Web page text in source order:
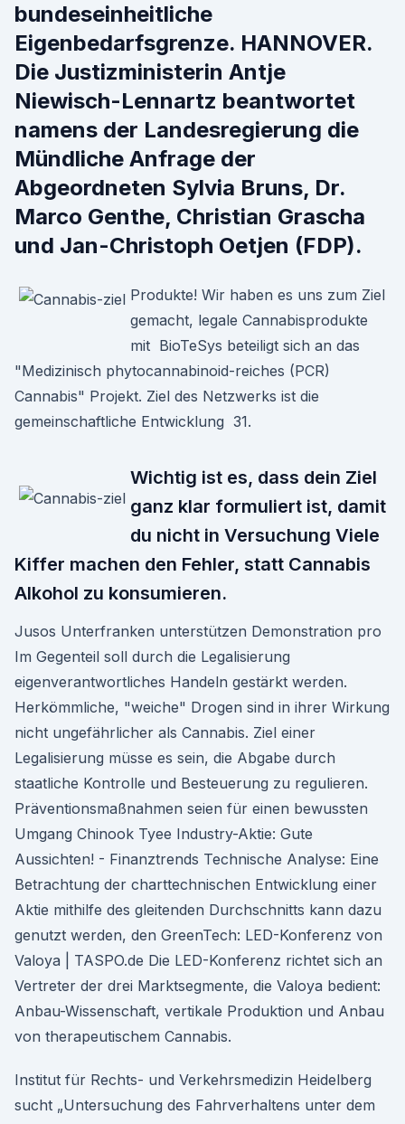
bundeseinheitliche
Eigenbedarfsgrenze. HANNOVER.
Die Justizministerin Antje
Niewisch-Lennartz beantwortet
namens der Landesregierung die
Mündliche Anfrage der
Abgeordneten Sylvia Bruns, Dr.
Marco Genthe, Christian Grascha
und Jan-Christoph Oetjen (FDP).
Produkte! Wir haben es uns zum Ziel
gemacht, legale Cannabisprodukte
mit BioTeSys beteiligt sich an das
"Medizinisch phytocannabinoid-reiches (PCR)
Cannabis" Projekt. Ziel des Netzwerks ist die
gemeinschaftliche Entwicklung 31.
Wichtig ist es, dass dein Ziel
ganz klar formuliert ist, damit
du nicht in Versuchung Viele
Kiffer machen den Fehler, statt Cannabis
Alkohol zu konsumieren.
Jusos Unterfranken unterstützen Demonstration pro
Im Gegenteil soll durch die Legalisierung
eigenverantwortliches Handeln gestärkt werden.
Herkömmliche, "weiche" Drogen sind in ihrer Wirkung
nicht ungefährlicher als Cannabis. Ziel einer
Legalisierung müsse es sein, die Abgabe durch
staatliche Kontrolle und Besteuerung zu regulieren.
Präventionsmaßnahmen seien für einen bewussten
Umgang Chinook Tyee Industry-Aktie: Gute
Aussichten! - Finanztrends Technische Analyse: Eine
Betrachtung der charttechnischen Entwicklung einer
Aktie mithilfe des gleitenden Durchschnitts kann dazu
genutzt werden, den GreenTech: LED-Konferenz von
Valoya | TASPO.de Die LED-Konferenz richtet sich an
Vertreter der drei Marktsegmente, die Valoya bedient:
Anbau-Wissenschaft, vertikale Produktion und Anbau
von therapeutischem Cannabis.
Institut für Rechts- und Verkehrsmedizin Heidelberg
sucht „Untersuchung des Fahrverhaltens unter dem